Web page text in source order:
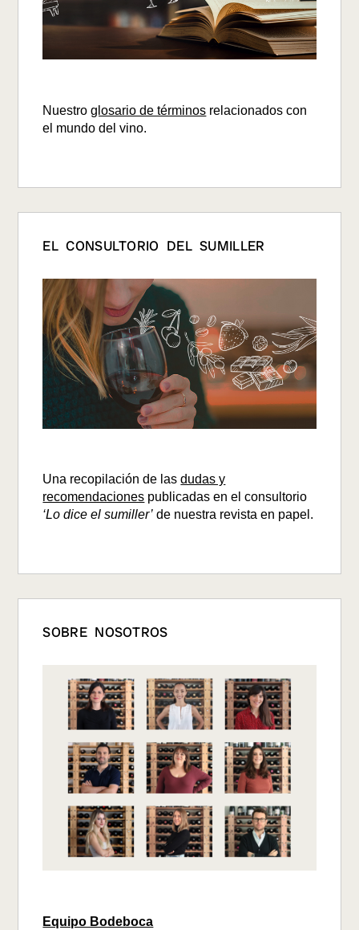
Nuestroglosario de términos relacionados con
el mundo del vino.
EL CONSULTORIO DEL SUMILLER
Una recopilación de lasdudas y
recomendaciones publicadas en el consultorio
‘Lo dice el sumiller’ de nuestra revista en papel.
SOBRE NOSOTROS
Equipo Bodeboca